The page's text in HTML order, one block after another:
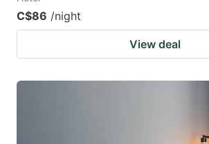
C$86 /night
View deal